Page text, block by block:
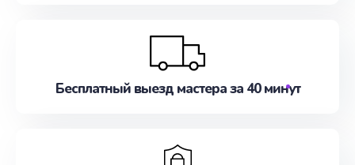
Бесплатный выезд мастера за 40 минут